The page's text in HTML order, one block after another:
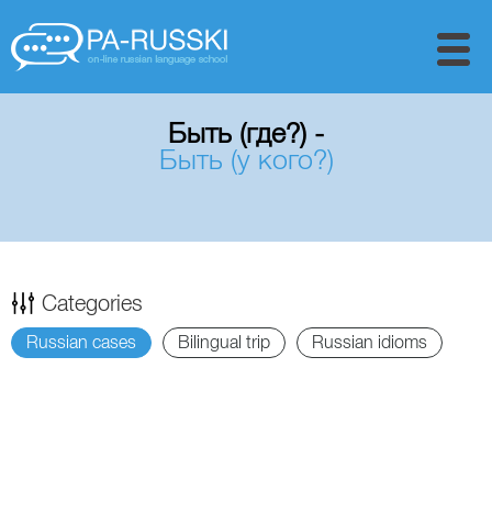
Быть (где?) -
Быть (у кого?)
Categories
Russian cases Bilingual trip Russian idioms